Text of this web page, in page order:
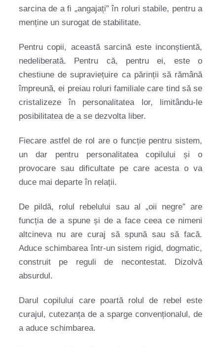
sarcina de a fi „angajați” în roluri stabile, pentru a
menține un surogat de stabilitate.
Pentru copii, această sarcină este inconștientă,
nedeliberată. Pentru că, pentru ei, este o
chestiune de supraviețuire ca părinții să rămână
împreună, ei preiau roluri familiale care tind să se
cristalizeze în personalitatea lor, limitându-le
posibilitatea de a se dezvolta liber.
Fiecare astfel de rol are o funcție pentru sistem,
un dar pentru personalitatea copilului și o
provocare sau dificultate pe care acesta o va
duce mai departe în relații.
De pildă, rolul rebelului sau al „oii negre” are
funcția de a spune și de a face ceea ce nimeni
altcineva nu are curaj să spună sau să facă.
Aduce schimbarea într-un sistem rigid, dogmatic,
construit pe reguli de necontestat. Dizolvă
absurdul.
Darul copilului care poartă rolul de rebel este
curajul, cutezanța de a sparge convenționalul, de
a aduce schimbarea.